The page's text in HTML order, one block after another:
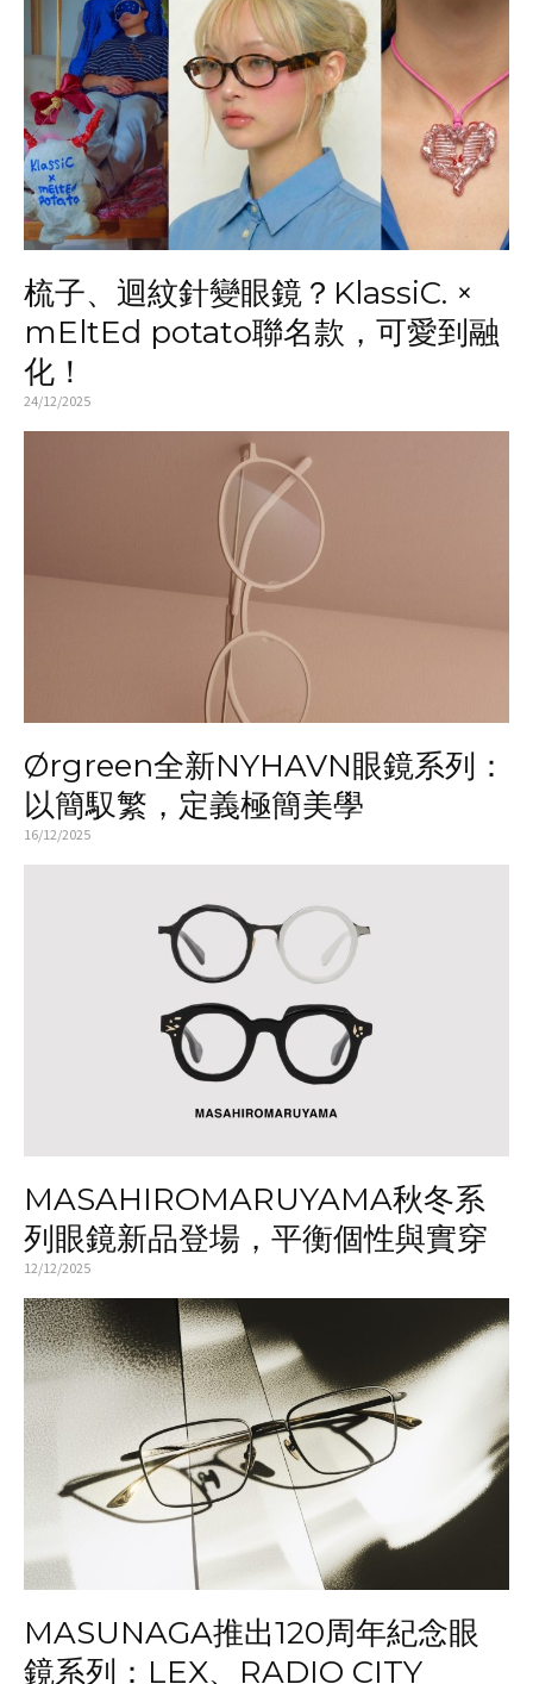
梳子、迴紋針變眼鏡？KlassiC. ×
mEltEd potato聯名款，可愛到融
化！
24/12/2025
Ørgreen全新NYHAVN眼鏡系列：
以簡馭繁，定義極簡美學
16/12/2025
MASAHIROMARUYAMA秋冬系
列眼鏡新品登場，平衡個性與實穿
12/12/2025
MASUNAGA推出120周年紀念眼
鏡系列：LEX、RADIO CITY